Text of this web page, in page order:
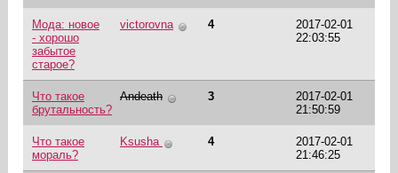
Мода: новое
- хорошо
забытое
старое?
victorovna 4
2017-02-01
22:03:55
Что такое
брутальность?
Andeath 3
2017-02-01
21:50:59
Что такое
мораль?
Ksusha 4
2017-02-01
21:46:25